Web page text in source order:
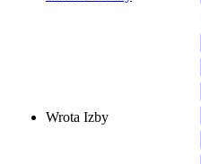
Wrota Izby